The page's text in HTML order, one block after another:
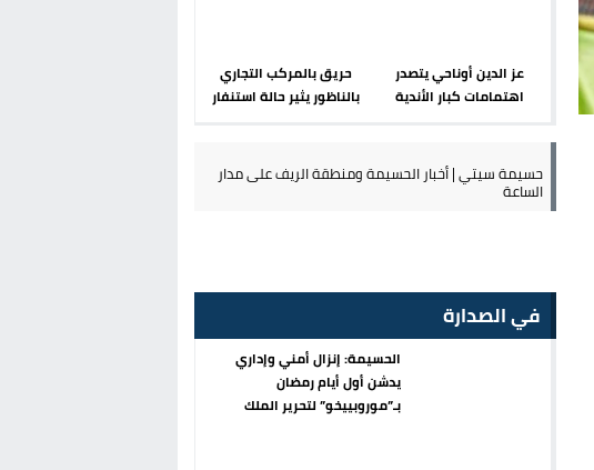
عز الدين أوناحي يتصدر
اهتمامات كبار الأندية
حريق بالمركب التجاري
بالناظور يثير حالة استنفار
حسيمة سيتي | أخبار الحسيمة ومنطقة الريف على مدار
الساعة
في الصدارة
الحسيمة: إنزال أمني وإداري
يدشن أول أيام رمضان
بـ”موروبييخو” لتحرير الملك